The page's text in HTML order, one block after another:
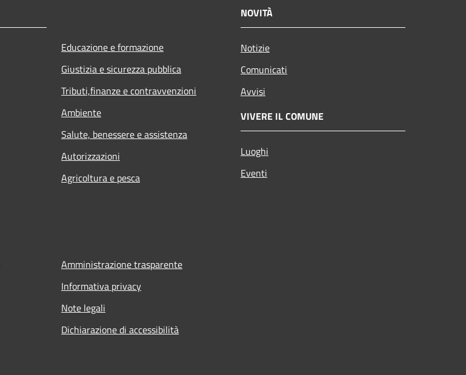
Educazione e formazione
Giustizia e sicurezza pubblica
Tributi,finanze e contravvenzioni
Ambiente
Salute, benessere e assistenza
Autorizzazioni
Agricoltura e pesca
NOVITÀ
Notizie
Comunicati
Avvisi
VIVERE IL COMUNE
Luoghi
Eventi
Amministrazione trasparente
Informativa privacy
Note legali
Dichiarazione di accessibilità